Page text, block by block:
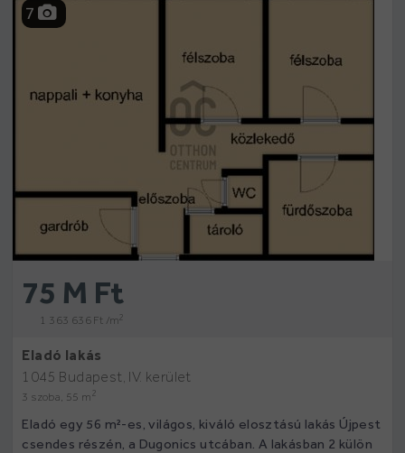
7
75 M Ft
1 363 636 Ft /m2
Eladó lakás
1045 Budapest, IV. kerület
3 szoba, 55 m2
Eladó egy 56 m²-es, világos, kiváló elosztású lakás Újpest
csendes részén, a Dugonics utcában. A lakásban 2 külön